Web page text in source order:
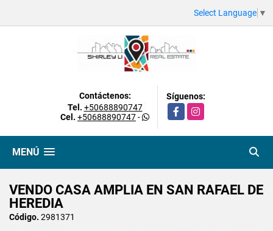
Select Language ▼
Contáctenos:
Tel. +50688890747
Cel. +50688890747-
Síguenos:
FacebookInstagram
MENÚ
VENDO CASA AMPLIA EN SAN RAFAEL DE
HEREDIA
Código. 2981371